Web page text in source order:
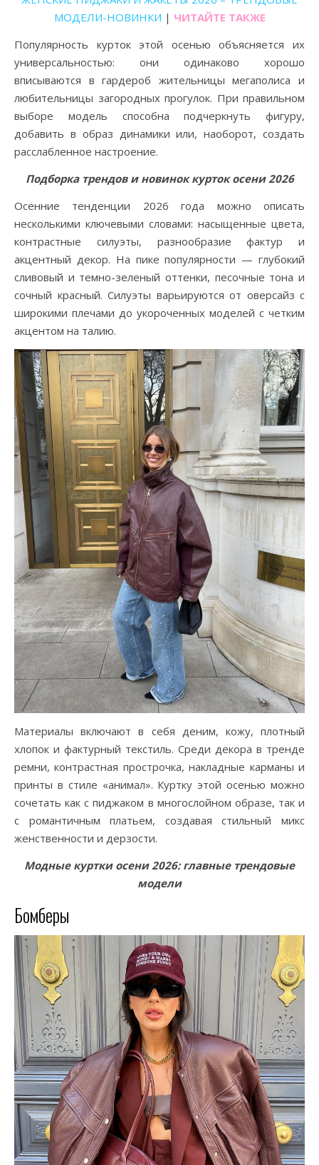
МОДЕЛИ-НОВИНКИ | ЧИТАЙТЕ ТАКЖЕ
Популярность курток этой осенью объясняется их
универсальностью: они одинаково хорошо
вписываются в гардероб жительницы мегаполиса и
любительницы загородных прогулок. При правильном
выборе модель способна подчеркнуть фигуру,
добавить в образ динамики или, наоборот, создать
расслабленное настроение.
Подборка трендов и новинок курток осени 2026
Осенние тенденции 2026 года можно описать
несколькими ключевыми словами: насыщенные цвета,
контрастные силуэты, разнообразие фактур и
акцентный декор. На пике популярности — глубокий
сливовый и темно-зеленый оттенки, песочные тона и
сочный красный. Силуэты варьируются от оверсайз с
широкими плечами до укороченных моделей с четким
акцентом на талию.
Материалы включают в себя деним, кожу, плотный
хлопок и фактурный текстиль. Среди декора в тренде
ремни, контрастная прострочка, накладные карманы и
принты в стиле «анимал». Куртку этой осенью можно
сочетать как с пиджаком в многослойном образе, так и
с романтичным платьем, создавая стильный микс
женственности и дерзости.
Модные куртки осени 2026: главные трендовые
модели
Бомберы